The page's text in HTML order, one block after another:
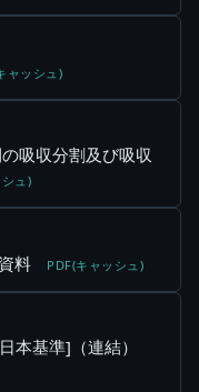
ャッシュ)
吸収分割及び吸収
ュ)
料 PDF(キャッシュ)
本基準]（連結）